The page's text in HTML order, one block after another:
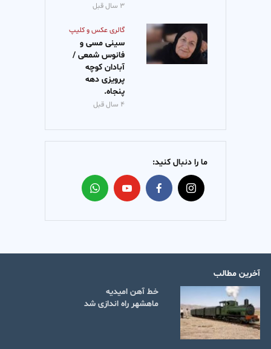
۳ سال قبل
گالری عکس و کلیپ
سینی مسی و
فانوس شمعی /
آبادان کوچه
پرویزی دهه
پنجاه.
۴ سال قبل
ما را دنبال کنید:
آخرین مطالب
خط آهن امیدیه
ماهشهر راه اندازی شد